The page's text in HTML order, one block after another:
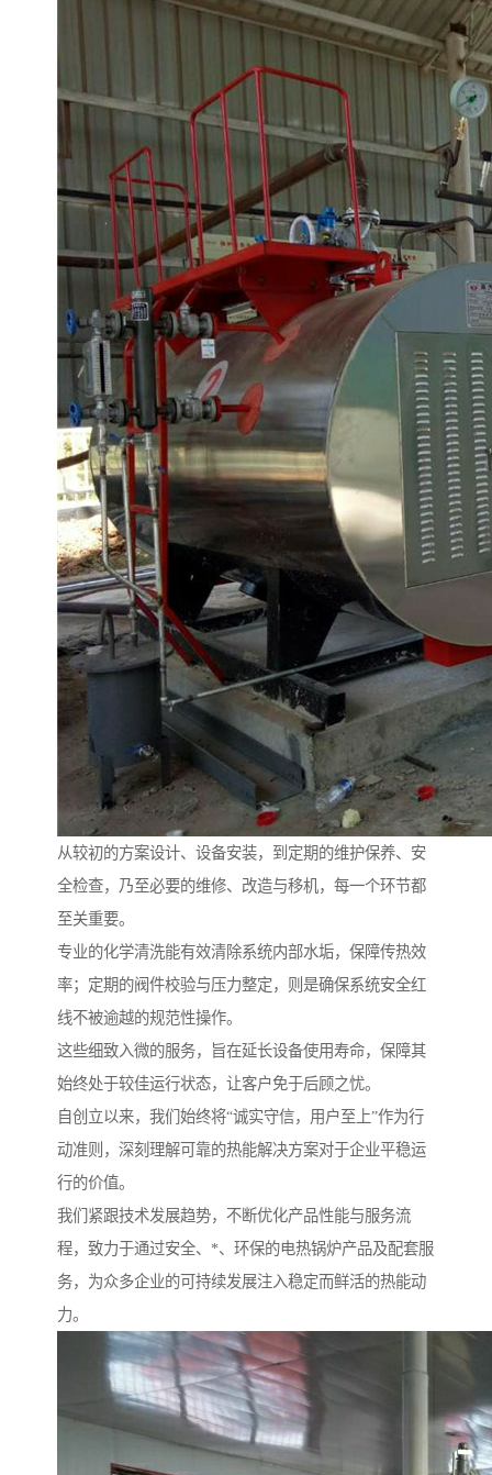
从较初的方案设计、设备安装，到定期的维护保养、安
全检查，乃至必要的维修、改造与移机，每一个环节都
至关重要。
专业的化学清洗能有效清除系统内部水垢，保障传热效
率；定期的阀件校验与压力整定，则是确保系统安全红
线不被逾越的规范性操作。
这些细致入微的服务，旨在延长设备使用寿命，保障其
始终处于较佳运行状态，让客户免于后顾之忧。
自创立以来，我们始终将“诚实守信，用户至上”作为行
动准则，深刻理解可靠的热能解决方案对于企业平稳运
行的价值。
我们紧跟技术发展趋势，不断优化产品性能与服务流
程，致力于通过安全、*、环保的电热锅炉产品及配套服
务，为众多企业的可持续发展注入稳定而鲜活的热能动
力。